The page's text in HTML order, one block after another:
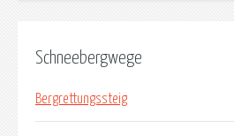
Schneebergwege
Bergrettungssteig